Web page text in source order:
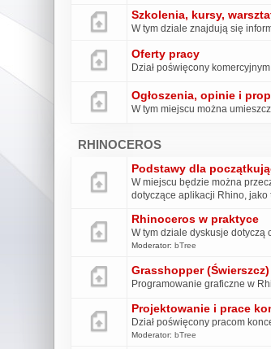
Szkolenia, kursy,
W tym dziale znajdują się
Oferty pracy
Dział poświęcony
Ogłoszenia, opinie i
W tym miejscu można
RHINOCEROS
Podstawy dla
W miejscu będzie można
dotyczące aplikacji Rhino, jako
Rhinoceros w praktyce
W tym dziale dyskusje dotyczą
Moderator:bTree
Grasshopper (Świerszcz)
Programowanie graficzne w
Projektowanie i prace
Dział poświęcony pracom
Moderator:bTree